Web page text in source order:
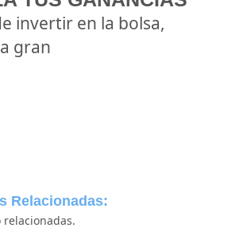
invertir en la bolsa,
gran
Relacionadas:
relacionadas.